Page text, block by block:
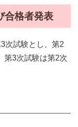
合格者発表
次試験とし、第2
第3次試験は第2次